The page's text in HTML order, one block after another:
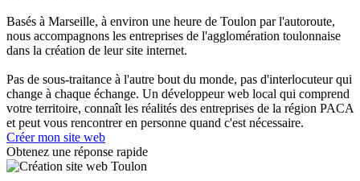
Basés à Marseille, à environ une heure de Toulon par l'autoroute,
nous accompagnons les entreprises de l'agglomération toulonnaise
dans la création de leur site internet.
Pas de sous-traitance à l'autre bout du monde, pas d'interlocuteur qui
change à chaque échange. Un développeur web local qui comprend
votre territoire, connaît les réalités des entreprises de la région PACA
et peut vous rencontrer en personne quand c'est nécessaire.
Créer mon site web
Obtenez une réponse rapide